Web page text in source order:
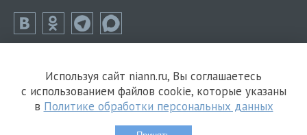
Используя сайт niann.ru, Вы соглашаетесь
с использованием файлов cookie, которые указаны
в Политике обработки персональных данных